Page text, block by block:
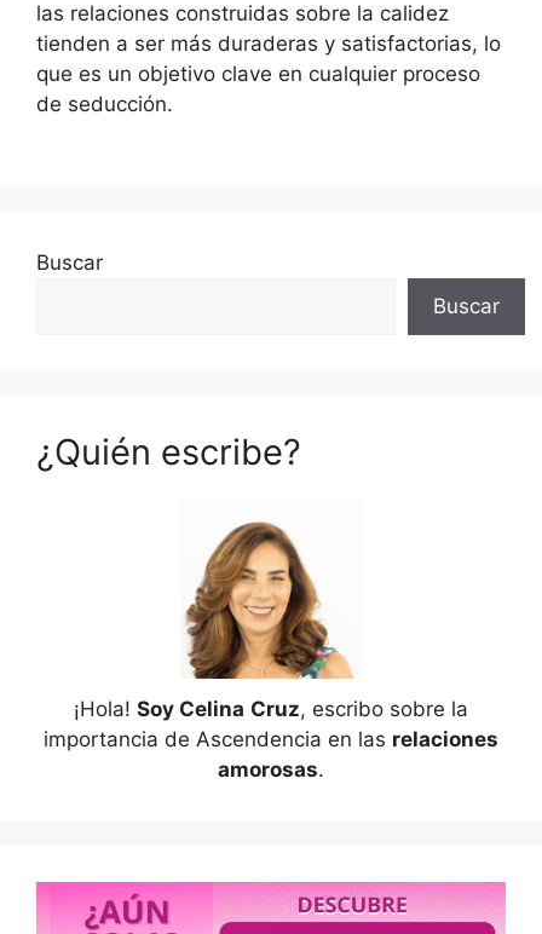
las relaciones construidas sobre la calidez
tienden a ser más duraderas y satisfactorias, lo
que es un objetivo clave en cualquier proceso
de seducción.
Buscar
Buscar
¿Quién escribe?
¡Hola! Soy Celina Cruz, escribo sobre la
importancia de Ascendencia en las relaciones
amorosas.